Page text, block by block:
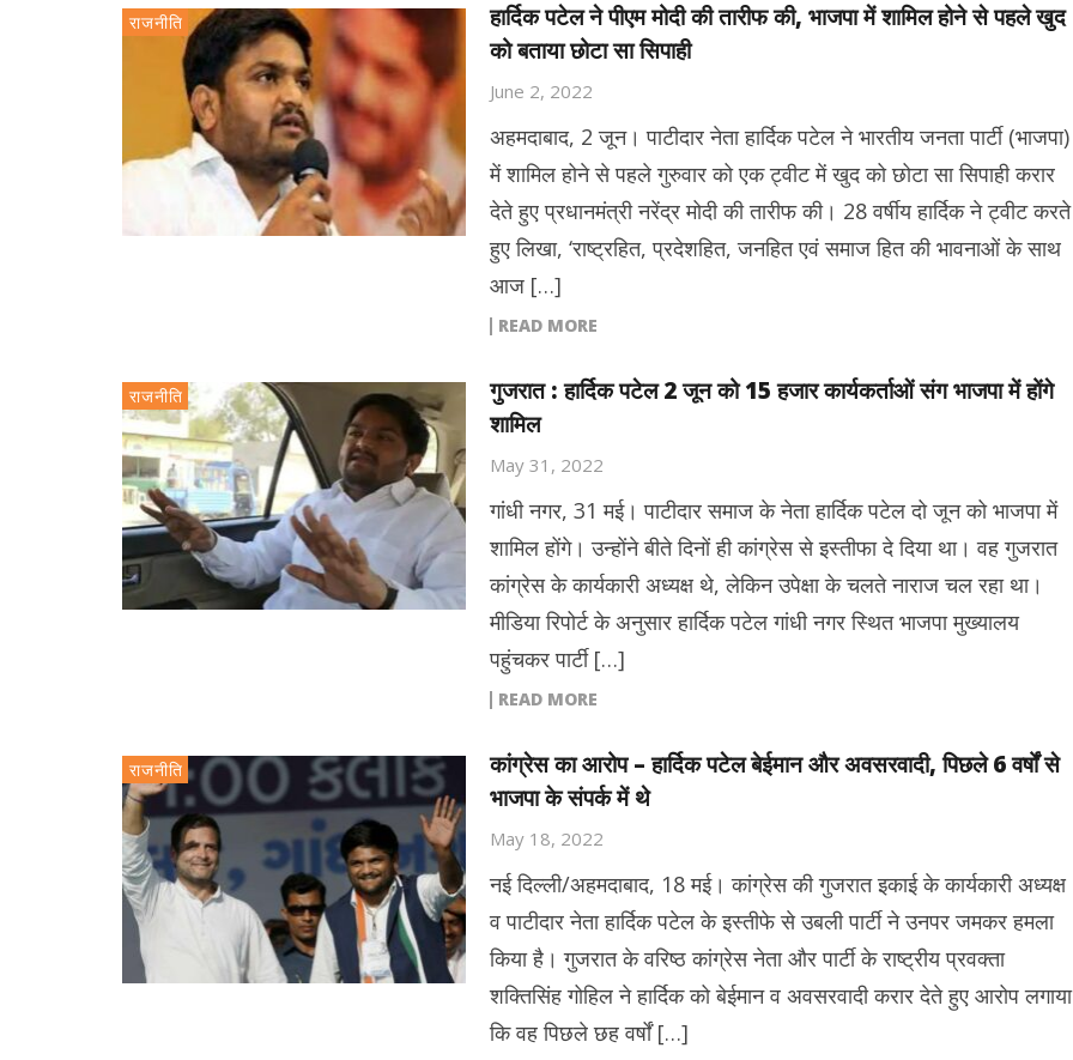
राजनीति
हार्दिक पटेल ने पीएम मोदी की तारीफ की, भाजपा में शामिल होने से पहले खुद
को बताया छोटा सा सिपाही
June 2, 2022
अहमदाबाद, 2 जून। पाटीदार नेता हार्दिक पटेल ने भारतीय जनता पार्टी (भाजपा)
में शामिल होने से पहले गुरुवार को एक ट्वीट में खुद को छोटा सा सिपाही करार
देते हुए प्रधानमंत्री नरेंद्र मोदी की तारीफ की। 28 वर्षीय हार्दिक ने ट्वीट करते
हुए लिखा, ‘राष्ट्रहित, प्रदेशहित, जनहित एवं समाज हित की भावनाओं के साथ
आज […]
READ MORE
राजनीति
गुजरात : हार्दिक पटेल 2 जून को 15 हजार कार्यकर्ताओं संग भाजपा में होंगे
शामिल
May 31, 2022
गांधी नगर, 31 मई। पाटीदार समाज के नेता हार्दिक पटेल दो जून को भाजपा में
शामिल होंगे। उन्होंने बीते दिनों ही कांग्रेस से इस्तीफा दे दिया था। वह गुजरात
कांग्रेस के कार्यकारी अध्यक्ष थे, लेकिन उपेक्षा के चलते नाराज चल रहा था।
मीडिया रिपोर्ट के अनुसार हार्दिक पटेल गांधी नगर स्थित भाजपा मुख्यालय
पहुंचकर पार्टी […]
READ MORE
राजनीति
कांग्रेस का आरोप – हार्दिक पटेल बेईमान और अवसरवादी, पिछले 6 वर्षों से
भाजपा के संपर्क में थे
May 18, 2022
नई दिल्ली/अहमदाबाद, 18 मई। कांग्रेस की गुजरात इकाई के कार्यकारी अध्यक्ष
व पाटीदार नेता हार्दिक पटेल के इस्तीफे से उबली पार्टी ने उनपर जमकर हमला
किया है। गुजरात के वरिष्ठ कांग्रेस नेता और पार्टी के राष्ट्रीय प्रवक्ता
शक्तिसिंह गोहिल ने हार्दिक को बेईमान व अवसरवादी करार देते हुए आरोप लगाया
कि वह पिछले छह वर्षों […]